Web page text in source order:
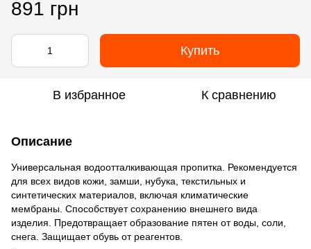
891 грн
Купить
В избранное К сравнению
Описание
Универсальная водоотталкивающая пропитка. Рекомендуется
для всех видов кожи, замши, нубука, текстильных и
синтетических материалов, включая климатические
мембраны. Способствует сохранению внешнего вида
изделия. Предотвращает образование пятен от воды, соли,
снега. Защищает обувь от реагентов.